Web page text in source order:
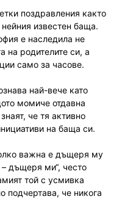
поздравления както
известен баща.
е наследила не
на родителите си, а
само за часове.
най-вече като
момиче отдавна
че тя активно
на баща си.
важна е дъщеря му
дъщеря ми“, често
той с усмивка
подчертава, че никога